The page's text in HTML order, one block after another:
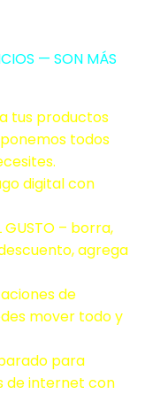
— SON MÁS
tus productos
todos
digital con
GUSTO – borra,
agrega
de
mover todo y
para
de internet con